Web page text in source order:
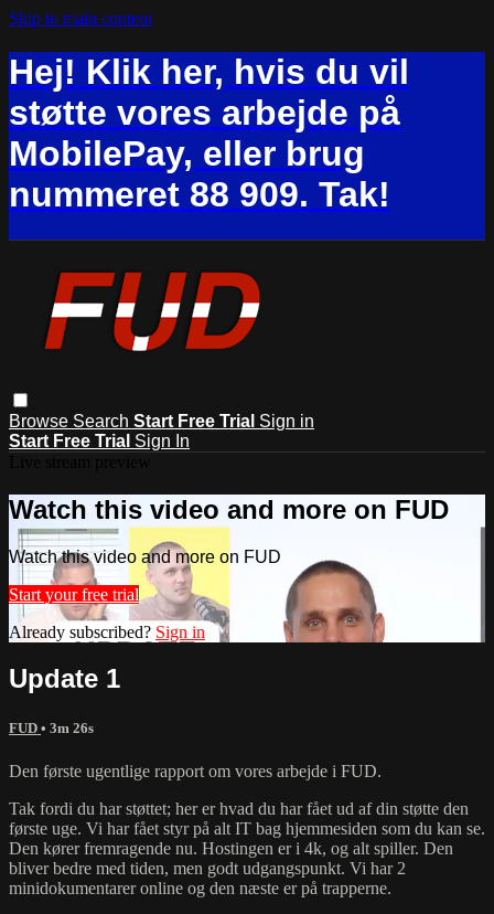
Skip to main content
Hej! Klik her, hvis du vil
støtte vores arbejde på
MobilePay, eller brug
nummeret 88 909. Tak!
Browse Search Start Free Trial Sign in
Start Free Trial Sign In
Watch this video and more on FUD
Watch this video and more on FUD
Start your free trial
Already subscribed? Sign in
Update 1
FUD • 3m 26s
Den første ugentlige rapport om vores arbejde i FUD.
Tak fordi du har støttet; her er hvad du har fået ud af din støtte den
første uge. Vi har fået styr på alt IT bag hjemmesiden som du kan se.
Den kører fremragende nu. Hostingen er i 4k, og alt spiller. Den
bliver bedre med tiden, men godt udgangspunkt. Vi har 2
minidokumentarer online og den næste er på trapperne.